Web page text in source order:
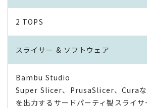
2 TOPS
スライサー & ソフトウェア
Bambu Studio
Super Slicer、PrusaSlicer、Curaな
を出力するサードパーティ製スライ